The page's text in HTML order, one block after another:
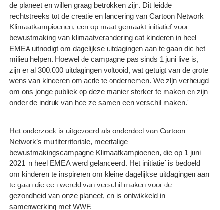
de planeet en willen graag betrokken zijn. Dit leidde
rechtstreeks tot de creatie en lancering van Cartoon Network
Klimaatkampioenen, een op maat gemaakt initiatief voor
bewustmaking van klimaatverandering dat kinderen in heel
EMEA uitnodigt om dagelijkse uitdagingen aan te gaan die het
milieu helpen. Hoewel de campagne pas sinds 1 juni live is,
zijn er al 300.000 uitdagingen voltooid, wat getuigt van de grote
wens van kinderen om actie te ondernemen. We zijn verheugd
om ons jonge publiek op deze manier sterker te maken en zijn
onder de indruk van hoe ze samen een verschil maken.'
Het onderzoek is uitgevoerd als onderdeel van Cartoon
Network’s multiterritoriale, meertalige
bewustmakingscampagne Klimaatkampioenen, die op 1 juni
2021 in heel EMEA werd gelanceerd. Het initiatief is bedoeld
om kinderen te inspireren om kleine dagelijkse uitdagingen aan
te gaan die een wereld van verschil maken voor de
gezondheid van onze planeet, en is ontwikkeld in
samenwerking met WWF.